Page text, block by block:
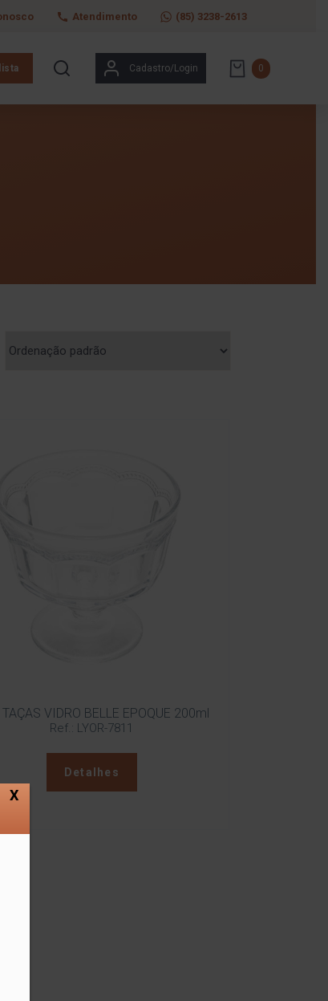
Atendimento (85) 3238-2613
Cadastro/Login 0
VIDRO BELLE EPOQUE 200ml
Ref.: LYOR-7811
Detalhes
X